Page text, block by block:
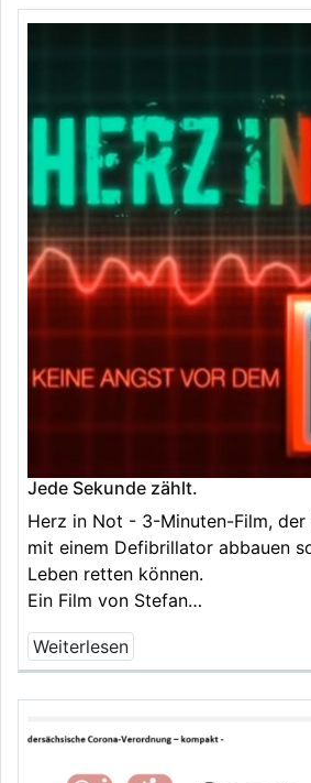
Jede Sekunde zählt.
Herz in Not - 3-Minuten-Film, der
mit einem Defibrillator abbauen
Leben retten können.
Ein Film von Stefan…
Weiterlesen